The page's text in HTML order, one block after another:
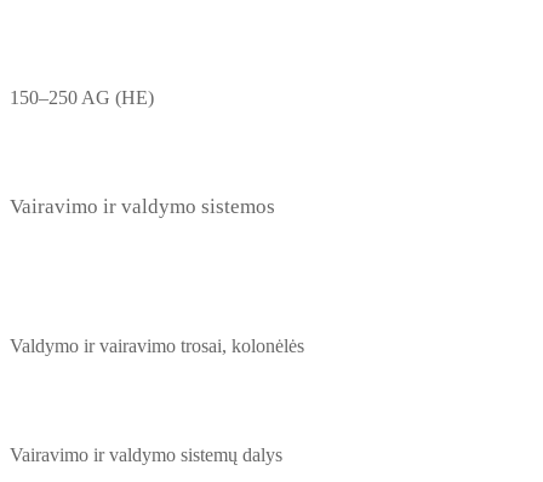
150–250 AG (HE)
Vairavimo ir valdymo sistemos
Valdymo ir vairavimo trosai, kolonėlės
Vairavimo ir valdymo sistemų dalys